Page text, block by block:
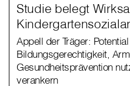
Studie belegt
Appell der Träger:
Bildungsgerechtigkeit,
Gesundheitsprävention
verankern